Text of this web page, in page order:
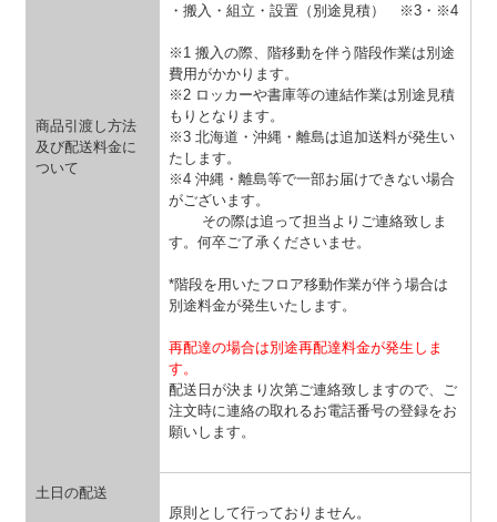
商品引渡し方法
及び配送料金に
ついて
・搬入・組立・設置（別途見積）
※3・※4
※1 搬入の際、階移動を伴う階段作業は別途
費用がかかります。
※2 ロッカーや書庫等の連結作業は別途見積
もりとなります。
※3 北海道・沖縄・離島は追加送料が発生い
たします。
※4 沖縄・離島等で一部お届けできない場合
がございます。
その際は追って担当よりご連絡致しま
す。何卒ご了承くださいませ。
*階段を用いたフロア移動作業が伴う場合は
別途料金が発生いたします。
再配達の場合は別途再配達料金が発生しま
す。
配送日が決まり次第ご連絡致しますので、ご
注文時に連絡の取れるお電話番号の登録をお
願いします。
土日の配送
原則として行っておりません。